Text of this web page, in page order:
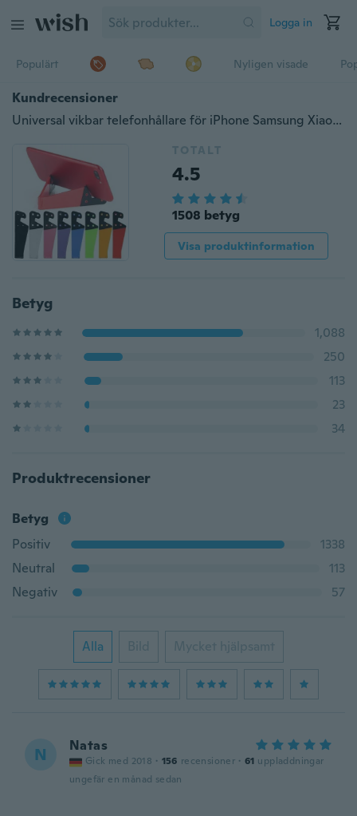
Logga in
Populärt Nyligen visade
Kundrecensioner
Universal vikbar telefonhållare för iPhone Samsung Xiaomi Färgglada V-formade Smartphone Tablet PC Desktop Holder
TOTALT
4.5
1508 betyg
Visa produktinformation
Betyg
1,088
250
113
23
34
Produktrecensioner
Betyg
Positiv
1338
Neutral
113
Negativ
57
Alla Bild Mycket hjälpsamt
N Natas
Gick med 2018 · 156 recensioner · 61 uppladdningar
ungefär en månad sedan